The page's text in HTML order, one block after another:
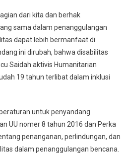
dari kita dan berhak
sama dalam penanggulangan
dapat lebih bermanfaat di
ini dirubah, bahwa disabilitas
Saidah aktivis Humanitarian
19 tahun terlibat dalam inklusi
untuk penyandang
UU nomer 8 tahun 2016 dan Perka
penanganan, perlindungan, dan
dalam penanggulangan bencana.